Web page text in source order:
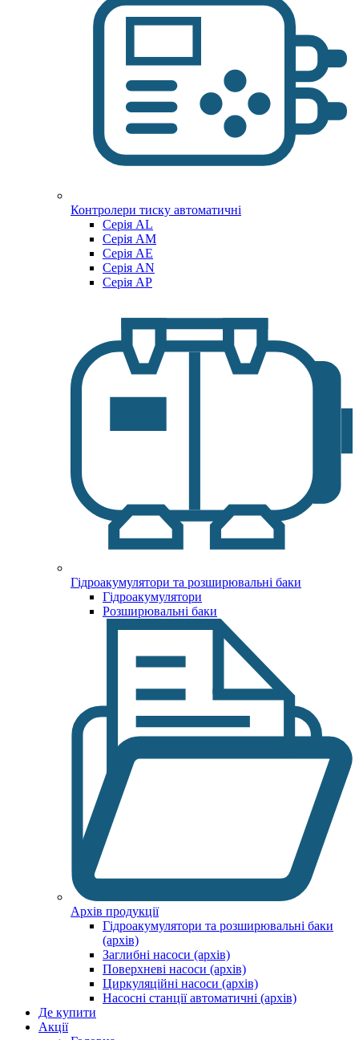
Контролери тиску автоматичні
Cерія AL
Cерія AM
Серія AE
Серія AN
Серія AP
Гідроакумулятори та розширювальні баки
Гідроакумулятори
Розширювальні баки
Архів продукції
Гідроакумулятори та розширювальні баки
(архів)
Заглибні насоси (архів)
Поверхневі насоси (архів)
Циркуляційні насоси (архів)
Насосні станції автоматичні (архів)
Де купити
Акції